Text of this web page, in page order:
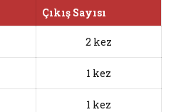
Çıkış Sayısı
2 kez
1 kez
1 kez